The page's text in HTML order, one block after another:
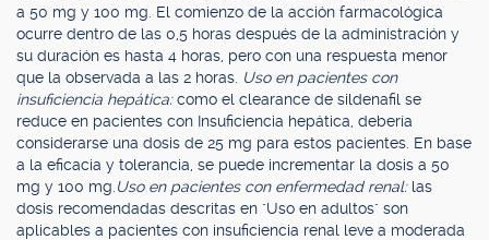
a 50 mg y 100 mg. El comienzo de la acción farmacológica
ocurre dentro de las 0,5 horas después de la administración y
su duración es hasta 4 horas, pero con una respuesta menor
que la observada a las 2 horas. Uso en pacientes con
insuficiencia hepática:como el clearance de sildenafil se
reduce en pacientes con Insuficiencia hepática, debería
considerarse una dosis de 25 mg para estos pacientes. En base
a la eficacia y tolerancia, se puede incrementar la dosis a 50
mg y 100 mg. Uso en pacientes con enfermedad renal: las
dosis recomendadas descritas en "Uso en adultos" son
aplicables a pacientes con insuficiencia renal leve a moderada